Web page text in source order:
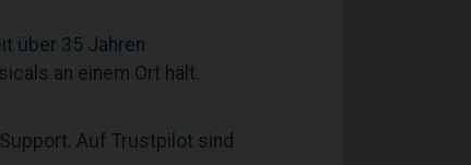
über 35 Jahren
an einem Ort hält.
Auf Trustpilot sind